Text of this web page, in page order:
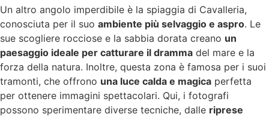
Un altro angolo imperdibile è la spiaggia di Cavalleria,
conosciuta per il suo ambiente più selvaggio e aspro. Le
sue scogliere rocciose e la sabbia dorata creano un
paesaggio ideale per catturare il dramma del mare e la
forza della natura. Inoltre, questa zona è famosa per i suoi
tramonti, che offrono una luce calda e magica perfetta
per ottenere immagini spettacolari. Qui, i fotografi
possono sperimentare diverse tecniche, dalle riprese